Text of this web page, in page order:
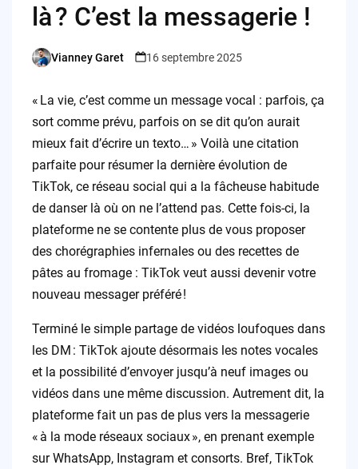
là ? C’est la messagerie !
Posted
Vianney Garet 16 septembre 2025
« La vie, c’est comme un message vocal : parfois, ça
sort comme prévu, parfois on se dit qu’on aurait
mieux fait d’écrire un texto… » Voilà une citation
parfaite pour résumer la dernière évolution de
TikTok, ce réseau social qui a la fâcheuse habitude
de danser là où on ne l’attend pas. Cette fois-ci, la
plateforme ne se contente plus de vous proposer
des chorégraphies infernales ou des recettes de
pâtes au fromage : TikTok veut aussi devenir votre
nouveau messager préféré !
Terminé le simple partage de vidéos loufoques dans
les DM : TikTok ajoute désormais les notes vocales
et la possibilité d’envoyer jusqu’à neuf images ou
vidéos dans une même discussion. Autrement dit, la
plateforme fait un pas de plus vers la messagerie
« à la mode réseaux sociaux », en prenant exemple
sur WhatsApp, Instagram et consorts. Bref, TikTok